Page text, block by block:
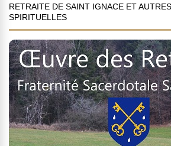
RETRAITE DE SAINT IGNACE ET
SPIRITUELLES